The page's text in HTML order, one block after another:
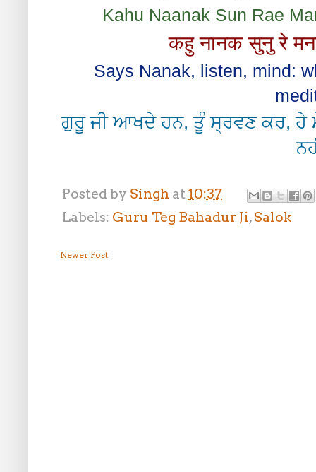
Kahu Naanak Sun Rae
कहु नानक सुनु रे
Says Nanak, listen, mind:
ਗੁਰੂ ਜੀ ਆਖਦੇ ਹਨ, ਤੂੰ ਸ੍ਰਵਣ ਕਰ, ਹੇ
Posted by Singh at10:37
Labels: Guru Teg Bahadur Ji,Salok
Newer Post